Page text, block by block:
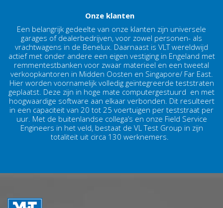
Onze klanten
Een belangrijk gedeelte van onze klanten zijn universele
garages of dealerbedrijven, voor zowel personen- als
vrachtwagens in de Benelux. Daarnaast is VLT wereldwijd
actief met onder andere een eigen vestiging in Engeland met
remmentestbanken voor zwaar materieel en een tweetal
verkoopkantoren in Midden Oosten en Singapore/ Far East.
Hier worden voornamelijk volledig geïntegreerde teststraten
geplaatst. Deze zijn in hoge mate computergestuurd en met
hoogwaardige software aan elkaar verbonden. Dit resulteert
in een capaciteit van 20 tot 25 voertuigen per teststraat per
uur. Met de buitenlandse collega’s en onze Field Service
Engineers in het veld, bestaat de VL Test Group in zijn
totaliteit uit circa 130 werknemers.